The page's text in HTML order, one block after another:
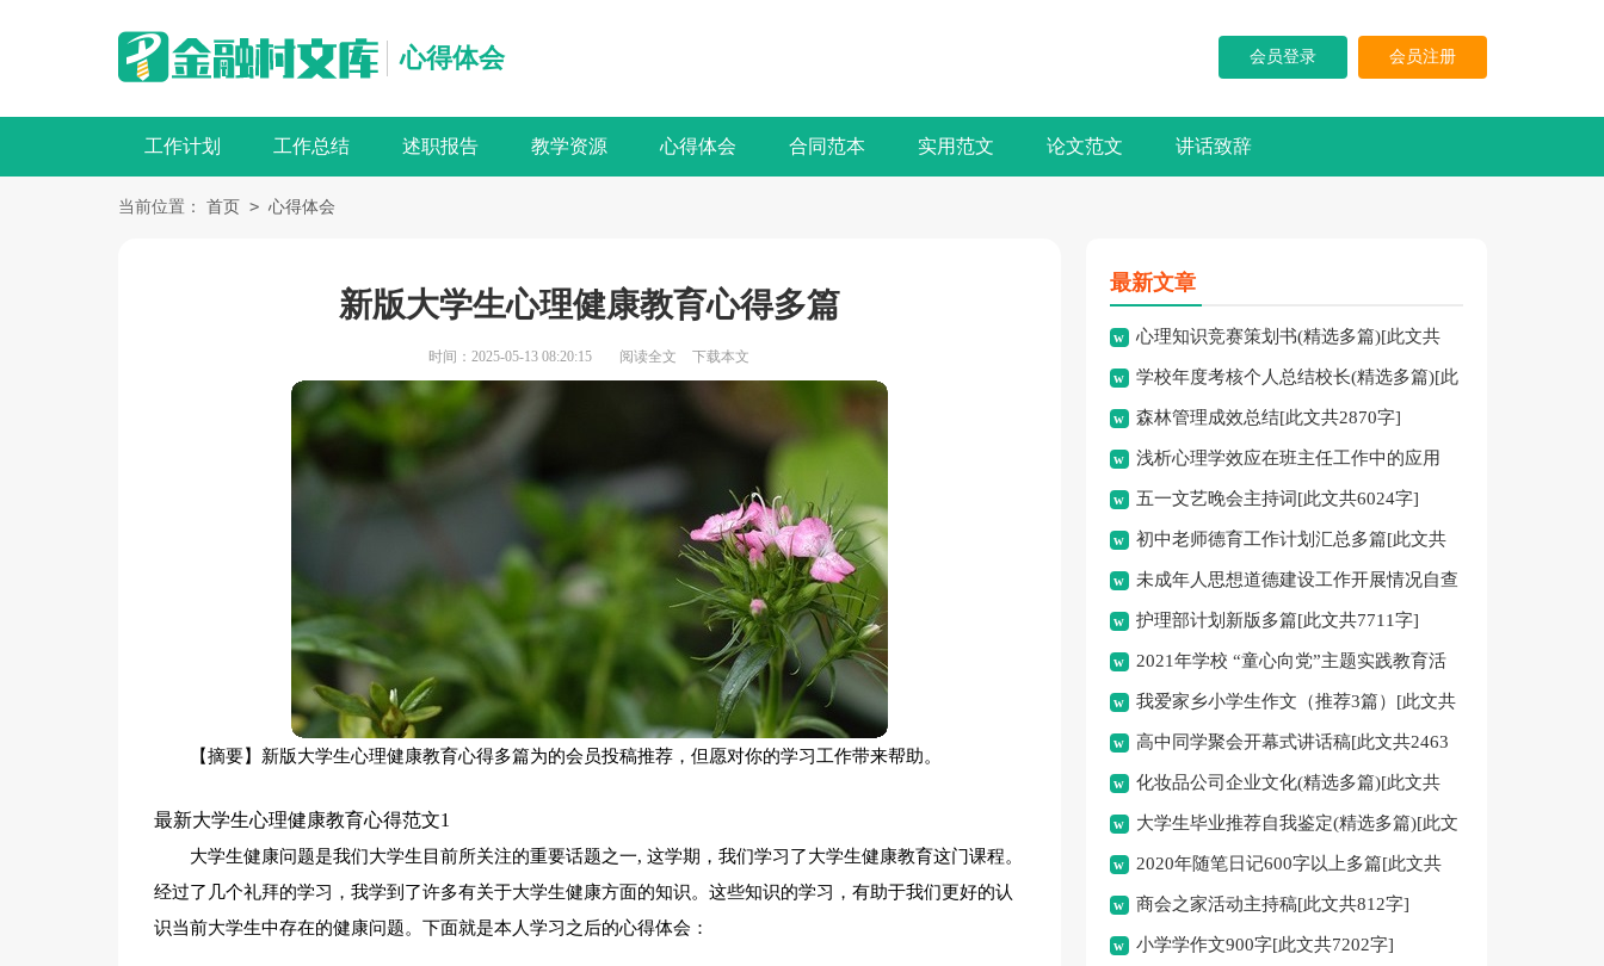
心得体会 会员登录 会员注册
工作计划 工作总结 述职报告 教学资源 心得体会 合同范本 实用范文 论文范文 讲话致辞
当前位置： 首页 > 心得体会
新版大学生心理健康教育心得多篇
时间：2025-05-13 08:20:15 阅读全文 下载本文
【摘要】新版大学生心理健康教育心得多篇为的会员投稿推荐，但愿对你的学习工作带来帮助。
最新大学生心理健康教育心得范文1
大学生健康问题是我们大学生目前所关注的重要话题之一, 这学期，我们学习了大学生健康教育这门课程。
经过了几个礼拜的学习，我学到了许多有关于大学生健康方面的知识。这些知识的学习，有助于我们更好的认
识当前大学生中存在的健康问题。下面就是本人学习之后的心得体会：
最新文章
心理知识竞赛策划书(精选多篇)[此文共
5937字]
学校年度考核个人总结校长(精选多篇)[此
文共7741字]
森林管理成效总结[此文共2870字]
浅析心理学效应在班主任工作中的应用
[此文共3828字]
五一文艺晚会主持词[此文共6024字]
初中老师德育工作计划汇总多篇[此文共
11627字]
未成年人思想道德建设工作开展情况自查
报告[此文共12435字]
护理部计划新版多篇[此文共7711字]
2021年学校 “童心向党”主题实践教育活
动方案[此文共1080字]
我爱家乡小学生作文（推荐3篇）[此文共
1167字]高中同学聚会开幕式讲话稿[此文共2463
字] 化妆品公司企业文化(精选多篇)[此文共
6398字]
大学生毕业推荐自我鉴定(精选多篇)[此文
共5048字]
2020年随笔日记600字以上多篇[此文共
2977字]
商会之家活动主持稿[此文共812字]
小学学作文900字[此文共7202字]